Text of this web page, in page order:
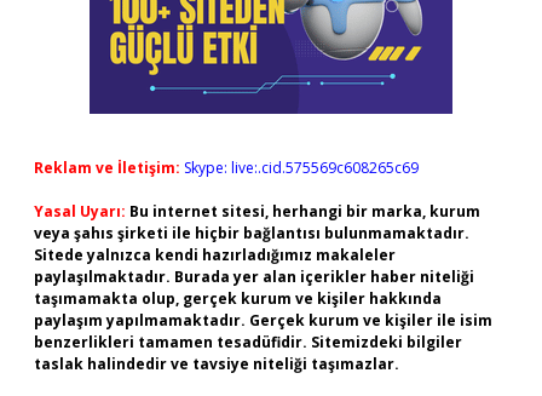
Reklam ve İletişim: Skype: live:.cid.575569c608265c69
Yasal Uyarı: Bu internet sitesi, herhangi bir marka, kurum
veya şahıs şirketi ile hiçbir bağlantısı bulunmamaktadır.
Sitede yalnızca kendi hazırladığımız makaleler
paylaşılmaktadır. Burada yer alan içerikler haber niteliği
taşımamakta olup, gerçek kurum ve kişiler hakkında
paylaşım yapılmamaktadır. Gerçek kurum ve kişiler ile isim
benzerlikleri tamamen tesadüfidir. Sitemizdeki bilgiler
taslak halindedir ve tavsiye niteliği taşımazlar.